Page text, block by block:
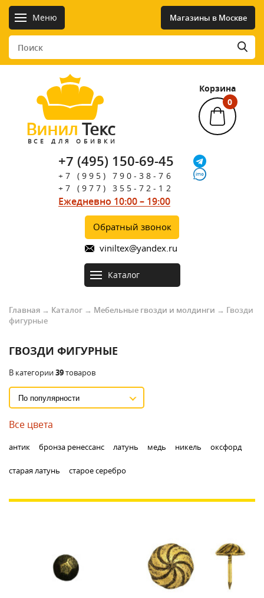
Меню Магазины в Москве
Винил Текс
ВСЕ ДЛЯ ОБИВКИ
+7 (495) 150-69-45
+7 (995) 790-38-76
+7 (977) 355-72-12
Ежедневно 10:00 – 19:00
Обратный звонок
viniltex@yandex.ru
Корзина
0
Каталог
Главная → Каталог → Мебельные гвозди и молдинги → Гвозди
фигурные
ГВОЗДИ ФИГУРНЫЕ
В категории39товаров
Все цвета
антик бронза ренессанс латунь медь никель оксфорд
старая латунь старое серебро